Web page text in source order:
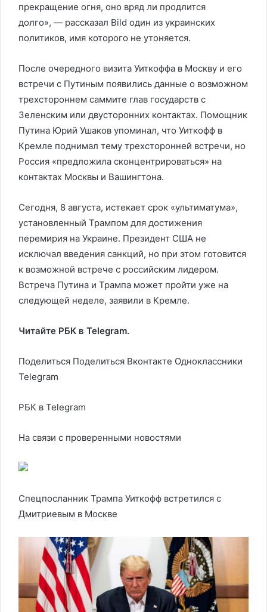
прекращение огня, оно вряд ли продлится
долго», — рассказал Bild один из украинских
политиков, имя которого не утоняется.
После очередного визита Уиткоффа в Москву и его
встречи с Путиным появились данные о возможном
трехстороннем саммите глав государств с
Зеленским или двусторонних контактах. Помощник
Путина Юрий Ушаков упоминал, что Уиткофф в
Кремле поднимал тему трехсторонней встречи, но
Россия «предложила сконцентрироваться» на
контактах Москвы и Вашингтона.
Сегодня, 8 августа, истекает срок «ультиматума»,
установленный Трампом для достижения
перемирия на Украине. Президент США не
исключал введения санкций, но при этом готовится
к возможной встрече с российским лидером.
Встреча Путина и Трампа может пройти уже на
следующей неделе, заявили в Кремле.
Читайте РБК в Telegram.
Поделиться Поделиться Вконтакте Одноклассники
Telegram
РБК в Telegram
На связи с проверенными новостями
Спецпосланник Трампа Уиткофф встретился с
Дмитриевым в Москве